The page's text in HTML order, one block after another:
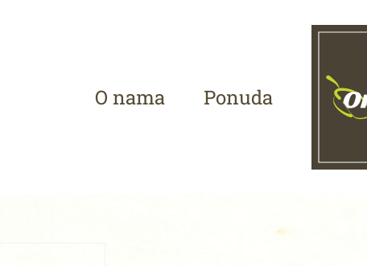
O nama Ponuda